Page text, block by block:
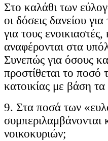
Στο καλάθι των
οι δόσεις δανείου
για τους
αναφέρονται στα
Συνεπώς για όσους
προστίθεται το ποσό
κατοικίας με βάση τα
9. Στα ποσά των
συμπεριλαμβάνονται
νοικοκυριών;